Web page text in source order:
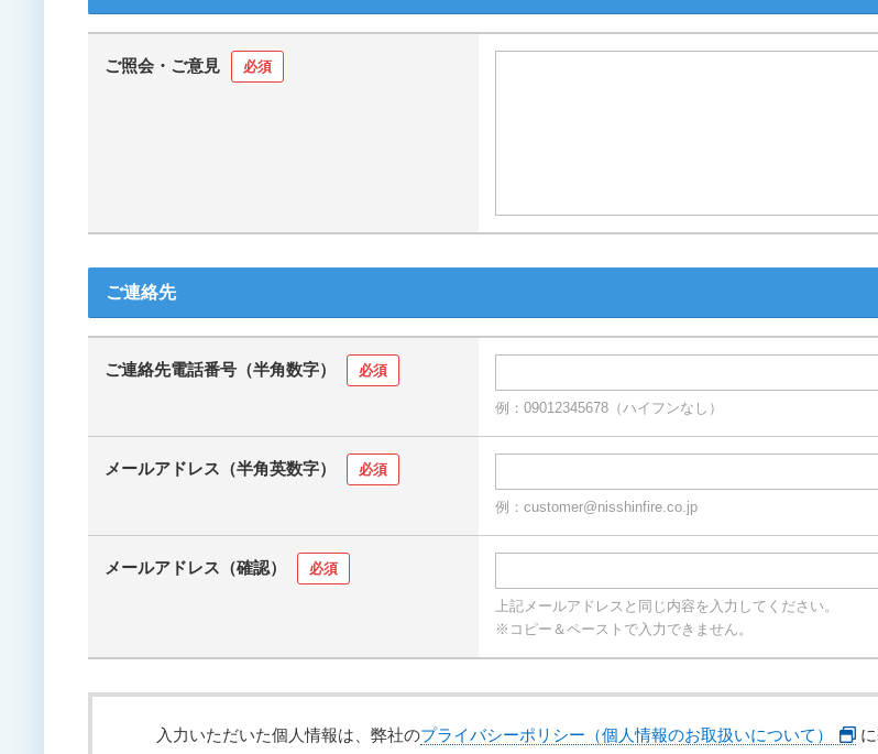
ご照会・ご意見 必須
ご連絡先
ご連絡先電話番号（半角数字） 必須
例：09012345678（ハイフンなし）
メールアドレス（半角英数字） 必須
例：customer@nisshinfire.co.jp
メールアドレス（確認） 必須
上記メールアドレスと同じ内容を入力してください。
※コピー＆ペーストで入力できません。
入力いただいた個人情報は、弊社のプライバシーポリシー（個人情報のお取扱いについて）